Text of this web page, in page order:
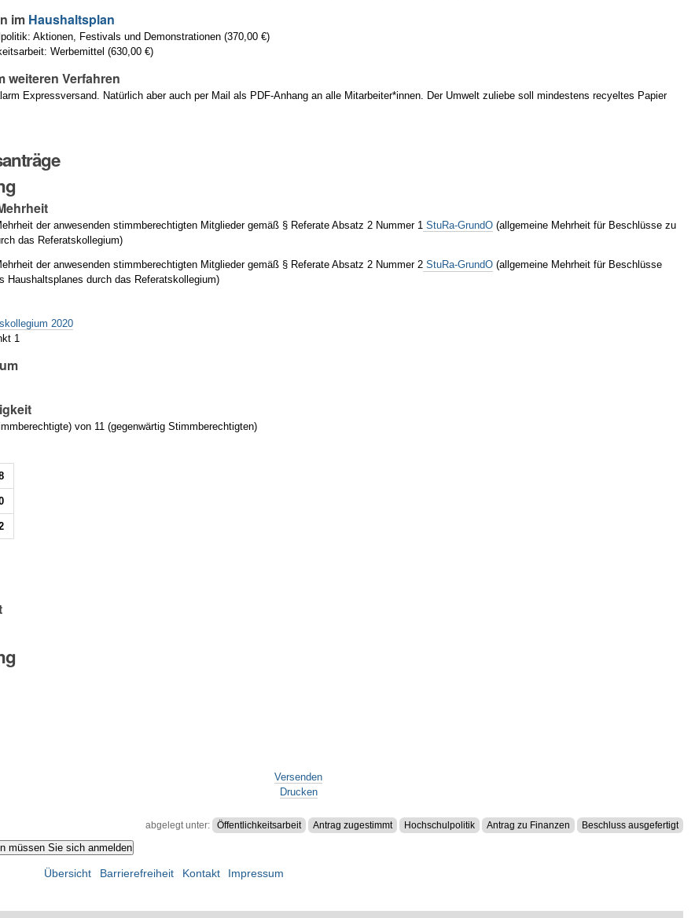
im Haushaltsplan
Aktionen, Festivals und Demonstrationen (370,00 €)
Werbemittel (630,00 €)
weiteren Verfahren
Expressversand. Natürlich aber auch per Mail als PDF-Anhang an alle Mitarbeiter*innen. Der Umwelt zuliebe soll mindestens recyeltes Papier
der anwesenden stimmberechtigten Mitglieder gemäß § Referate Absatz 2 Nummer 1 StuRa-GrundO (allgemeine Mehrheit für Beschlüsse zu
das Referatskollegium)
der anwesenden stimmberechtigten Mitglieder gemäß § Referate Absatz 2 Nummer 2 StuRa-GrundO (allgemeine Mehrheit für Beschlüsse
Haushaltsplanes durch das Referatskollegium)
2020
1
von 11 (gegenwärtig Stimmberechtigten)
Versenden
Drucken
abgelegt unter: Öffentlichkeitsarbeit Antrag zugestimmt Hochschulpolitik Antrag zu Finanzen Beschluss ausgefertigt
Übersicht Barrierefreiheit Kontakt Impressum